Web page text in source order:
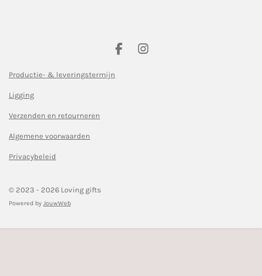
F
I
Productie- & leveringstermijn
Ligging
Verzenden en retourneren
Algemene voorwaarden
Privacybeleid
© 2023 - 2026 Loving gifts
Powered by JouwWeb